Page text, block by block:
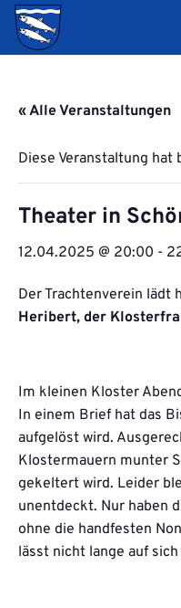
« Alle Veranstaltungen
Diese Veranstaltung
Theater in
12.04.2025 @ 20:00 -
Der Trachtenverein lädt
Heribert, der
Im kleinen Kloster
In einem Brief hat das
aufgelöst wird.
Klostermauern munter
gekeltert wird. Leider
unentdeckt. Nur haben
ohne die handfesten
lässt nicht lange auf